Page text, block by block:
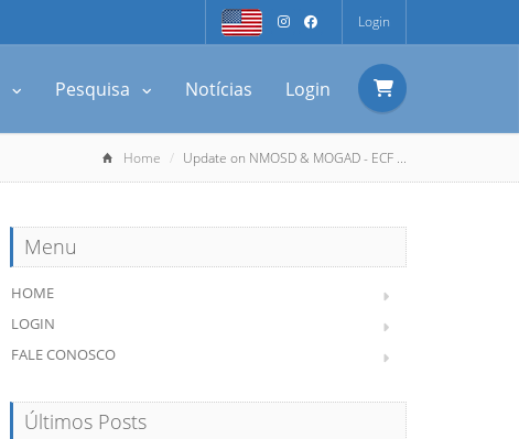
Login
Pesquisa Notícias Login
Home Update on NMOSD & MOGAD - ECF ...
Menu
HOME
LOGIN
FALE CONOSCO
Últimos Posts